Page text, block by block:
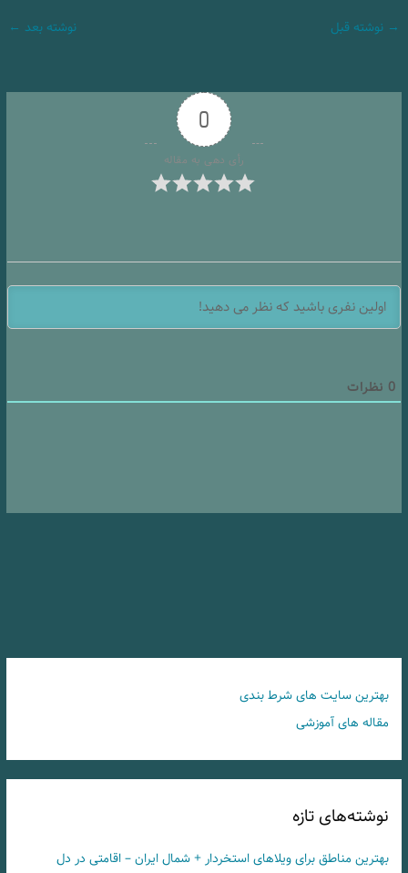
→ نوشته قبل نوشته بعد ←
0
رأی دهی به مقاله
0 نظرات
بهترین سایت های شرط بندی
مقاله های آموزشی
نوشته‌های تازه
بهترین مناطق برای ویلاهای استخردار + شمال ایران – اقامتی در دل